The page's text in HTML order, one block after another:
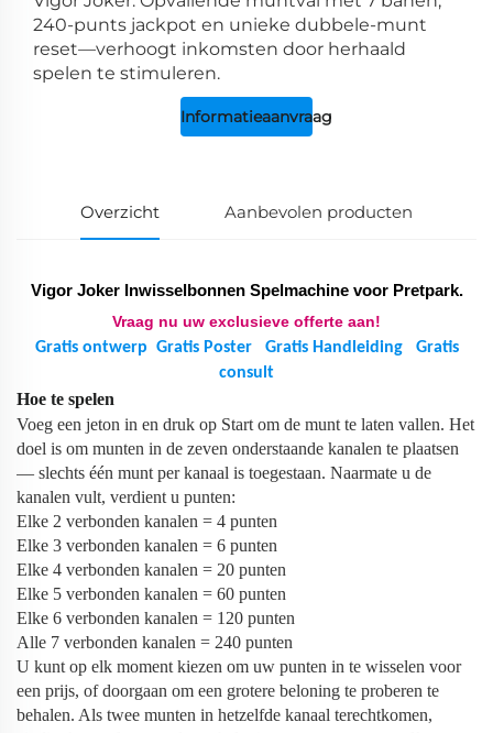
240-punts jackpot en unieke dubbele-munt
reset—verhoogt inkomsten door herhaald
spelen te stimuleren.
Informatieaanvraag
Overzicht Aanbevolen producten
Vigor Joker Inwisselbonnen Spelmachine voor Pretpark.
Vraag nu uw exclusieve offerte aan!
Gratis ontwerp Gratis Poster Gratis Handleiding
Gratis
consult
Hoe te spelen
Voeg een jeton in en druk op Start om de munt te laten vallen. Het
doel is om munten in de zeven onderstaande kanalen te plaatsen
— slechts één munt per kanaal is toegestaan. Naarmate u de
kanalen vult, verdient u punten:
Elke 2 verbonden kanalen = 4 punten
Elke 3 verbonden kanalen = 6 punten
Elke 4 verbonden kanalen = 20 punten
Elke 5 verbonden kanalen = 60 punten
Elke 6 verbonden kanalen = 120 punten
Alle 7 verbonden kanalen = 240 punten
U kunt op elk moment kiezen om uw punten in te wisselen voor
een prijs, of doorgaan om een grotere beloning te proberen te
behalen. Als twee munten in hetzelfde kanaal terechtkomen,